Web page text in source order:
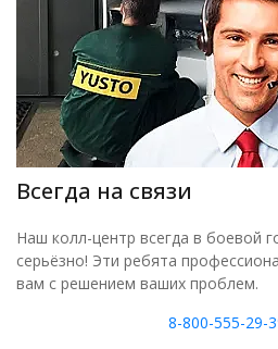
Всегда на связи
Наш колл-центр всегда в боевой
серьёзно! Эти ребята
вам с решением ваших проблем.
8-800-555-29-